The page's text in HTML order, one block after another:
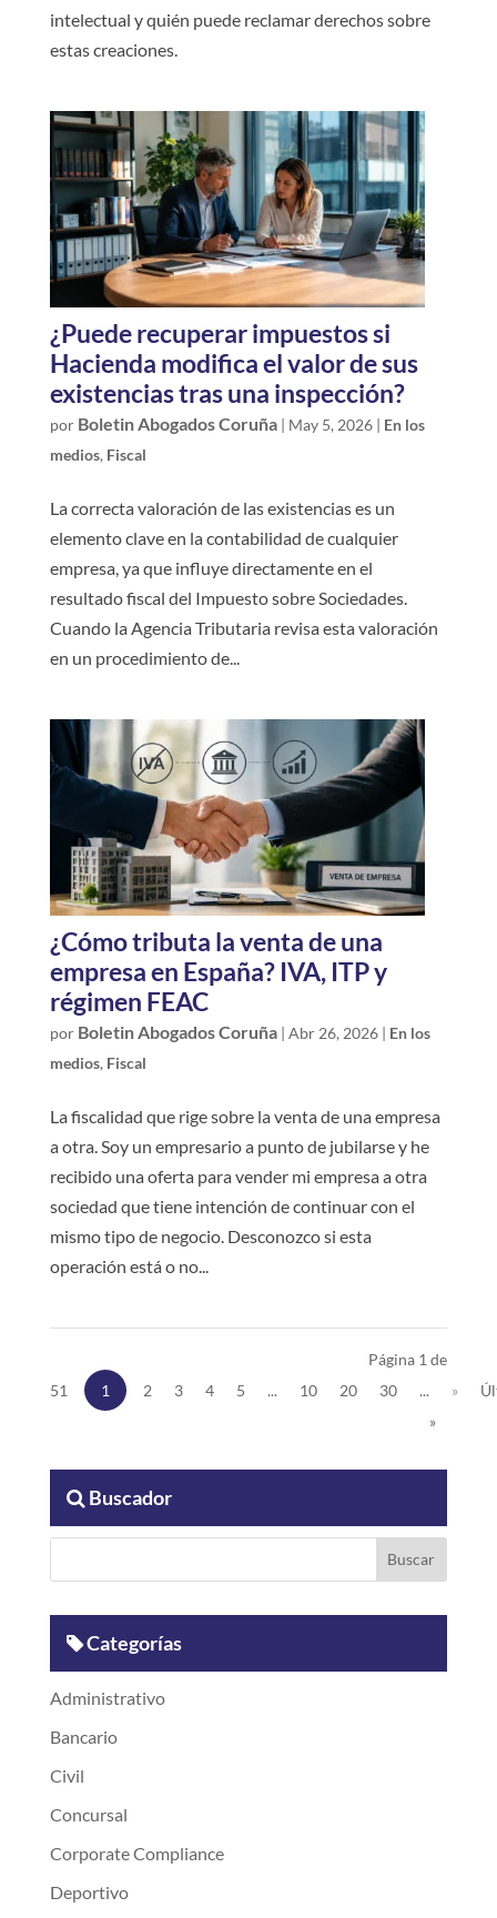
intelectual y quién puede reclamar derechos sobre
estas creaciones.
¿Puede recuperar impuestos si
Hacienda modifica el valor de sus
existencias tras una inspección?
por Boletin Abogados Coruña| May 5, 2026| En los
medios, Fiscal
La correcta valoración de las existencias es un
elemento clave en la contabilidad de cualquier
empresa, ya que influye directamente en el
resultado fiscal del Impuesto sobre Sociedades.
Cuando la Agencia Tributaria revisa esta valoración
en un procedimiento de...
¿Cómo tributa la venta de una
empresa en España? IVA, ITP y
régimen FEAC
por Boletin Abogados Coruña| Abr 26, 2026| En los
medios, Fiscal
La fiscalidad que rige sobre la venta de una empresa
a otra. Soy un empresario a punto de jubilarse y he
recibido una oferta para vender mi empresa a otra
sociedad que tiene intención de continuar con el
mismo tipo de negocio. Desconozco si esta
operación está o no...
Página 1 de
51
1 2 3 4 5 ... 10 20 30 ... »
»
Buscador
Categorías
Administrativo
Bancario
Civil
Concursal
Corporate Compliance
Deportivo